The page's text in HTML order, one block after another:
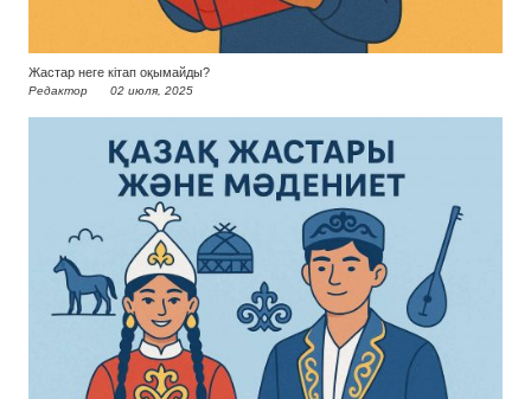
Жастар неге кітап оқымайды?
Редактор 02 июля, 2025